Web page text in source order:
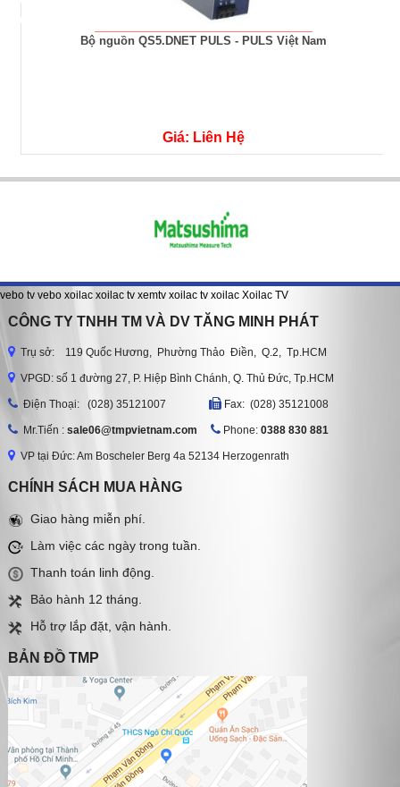
Bộ nguồn QS5.DNET PULS - PULS Việt Nam
Giá: Liên Hệ
vebo tv vebo xoilac xoilac tv xemtv xoilac tv xoilac Xoilac TV
CÔNG TY TNHH TM VÀ DV TĂNG MINH PHÁT
Trụ sở: 119 Quốc Hương, Phường Thảo Điền, Q.2, Tp.HCM
VPGD: số 1 đường 27, P. Hiệp Bình Chánh, Q. Thủ Đức, Tp.HCM
Ðiện Thoại: (028) 35121007 Fax: (028) 35121008
Mr.Tiến : sale06@tmpvietnam.com Phone: 0388 830 881
VP tại Đức: Am Boscheler Berg 4a 52134 Herzogenrath
CHÍNH SÁCH MUA HÀNG
Giao hàng miễn phí.
Làm việc các ngày trong tuần.
Thanh toán linh động.
Bảo hành 12 tháng.
Hỗ trợ lắp đặt, vận hành.
BẢN ĐỒ TMP